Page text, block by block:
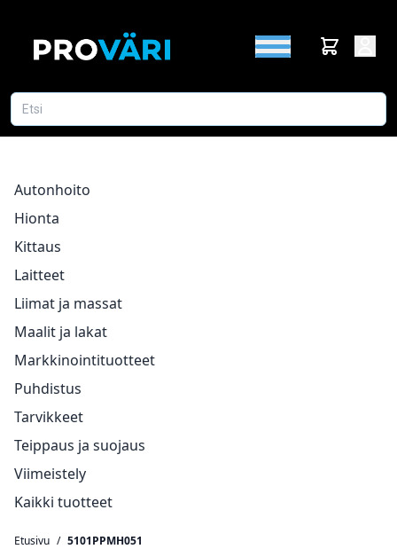
Autonhoito
Hionta
Kittaus
Laitteet
Liimat ja massat
Maalit ja lakat
Markkinointituotteet
Puhdistus
Tarvikkeet
Teippaus ja suojaus
Viimeistely
Kaikki tuotteet
Etusivu / 5101PPMH051